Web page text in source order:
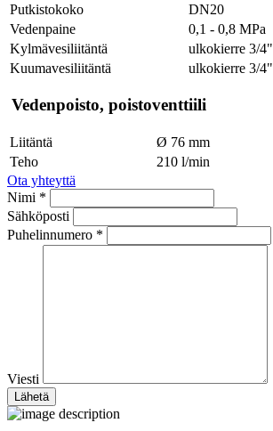
Putkistokoko
DN20
Vedenpaine
0,1 - 0,8 MPa
Kylmävesiliitäntä
ulkokierre 3/4"
Kuumavesiliitäntä
ulkokierre 3/4"
Vedenpoisto, poistoventtiili
Liitäntä
Ø 76 mm
Teho
210 l/min
Ota yhteyttä
Nimi *
Sähköposti
Puhelinnumero *
Viesti